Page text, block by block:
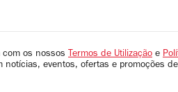
os nossos Termos de Utilização e
notícias, eventos, ofertas e promoções